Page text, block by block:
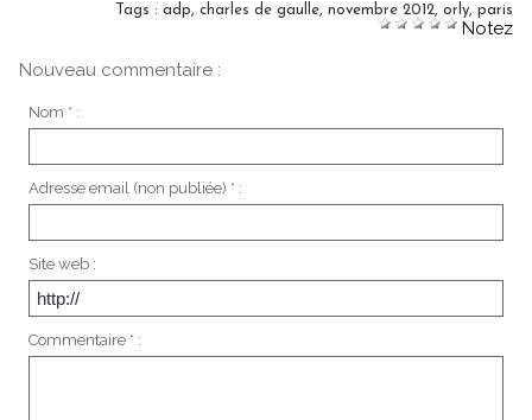
Tags : adp, charles de gaulle, novembre 2012, orly, paris
Notez
Nouveau commentaire :
Nom * :
Adresse email (non publiée) * :
Site web :
Commentaire * :